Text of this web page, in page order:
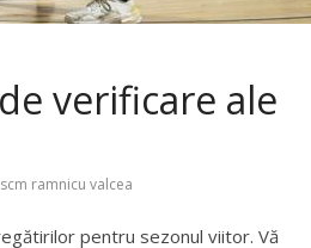
verificare ale
scm ramnicu valcea
pentru sezonul viitor. Vă